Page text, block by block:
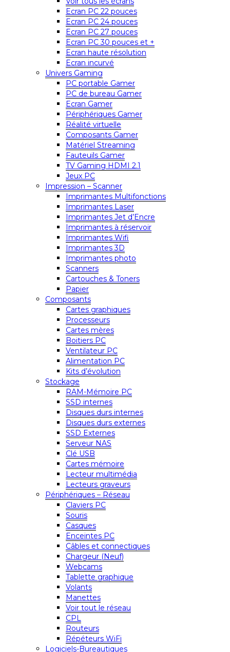
Ecran PC 22 pouces
Ecran PC 24 pouces
Ecran PC 27 pouces
Ecran PC 30 pouces et +
Ecran haute résolution
Ecran incurvé
Univers Gaming
PC portable Gamer
PC de bureau Gamer
Ecran Gamer
Périphériques Gamer
Réalité virtuelle
Composants Gamer
Matériel Streaming
Fauteuils Gamer
TV Gaming HDMI 2.1
Jeux PC
Impression – Scanner
Imprimantes Multifonctions
Imprimantes Laser
Imprimantes Jet d’Encre
Imprimantes à réservoir
Imprimantes Wifi
Imprimantes 3D
Imprimantes photo
Scanners
Cartouches & Toners
Papier
Composants
Cartes graphiques
Processeurs
Cartes mères
Boitiers PC
Ventilateur PC
Alimentation PC
Kits d’évolution
Stockage
RAM-Mémoire PC
SSD internes
Disques durs internes
Disques durs externes
SSD Externes
Serveur NAS
Clé USB
Cartes mémoire
Lecteur multimédia
Lecteurs graveurs
Périphériques – Réseau
Claviers PC
Souris
Casques
Enceintes PC
Câbles et connectiques
Chargeur (Neuf)
Webcams
Tablette graphique
Volants
Manettes
Voir tout le réseau
CPL
Routeurs
Répéteurs WiFi
Logiciels-Bureautiques